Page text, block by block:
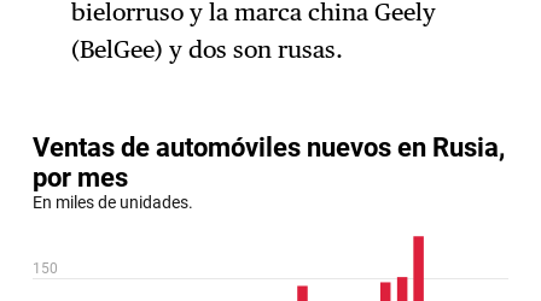
bielorruso y la marca china Geely
(BelGee) y dos son rusas.